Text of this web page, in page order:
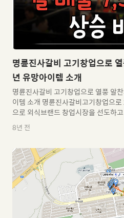
명륜진사갈비 고기창업으로
년 유망아이템 소개
명륜진사갈비 고기창업으로 열풍 알
이템 소개 명륜진사갈비고기창업으
으로 외식브랜드 창업시장을 선도하
1층 35평 테이블수 17개의 작은 매장
상승한 고깃집이 바로 명륜진사갈비
요2017년 7월 돼지갈비 프랜차이즈
이후6개월간 꾸준히 약 7,500만원의
업종변경 전 월 매출 약 3,000만원때
놀라운 결과를 매달 갱신하고 있다고
가능했던 이유는 무엇일까요? 바로
앞서 가장..
8년 전